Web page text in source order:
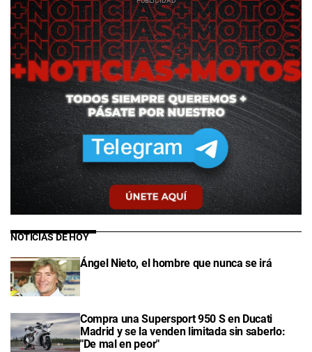
NOTICIAS DE HOY
Ángel Nieto, el hombre que nunca se irá
Compra una Supersport 950 S en Ducati
Madrid y se la venden limitada sin saberlo:
"De mal en peor"